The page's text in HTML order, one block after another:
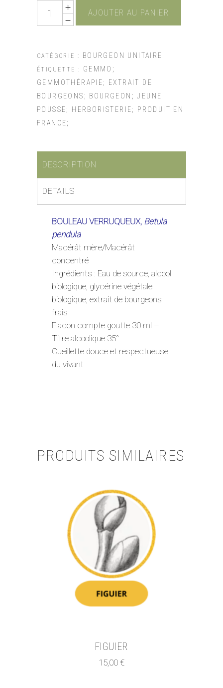
Quantity
AJOUTER AU PANIER
CATÉGORIE : BOURGEON UNITAIRE
ÉTIQUETTE : GEMMO;
GEMMOTHÉRAPIE; EXTRAIT DE
BOURGEONS; BOURGEON; JEUNE
POUSSE; HERBORISTERIE; PRODUIT EN
FRANCE;
DESCRIPTION
DETAILS
BOULEAU VERRUQUEUX, Betula
pendula
Macérât mère/Macérât
concentré
Ingrédients : Eau de source, alcool
biologique, glycérine végétale
biologique, extrait de bourgeons
frais
Flacon compte goutte 30 ml –
Titre alcoolique 35°
Cueillette douce et respectueuse
du vivant
PRODUITS SIMILAIRES
FIGUIER
15,00 €